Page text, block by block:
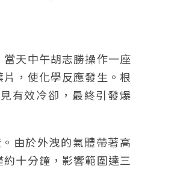
天中午胡志勝操作一座
，使化學反應發生。根
有效冷卻，最終引發爆
由於外洩的氣體帶著高
十分鐘，影響範圍達三